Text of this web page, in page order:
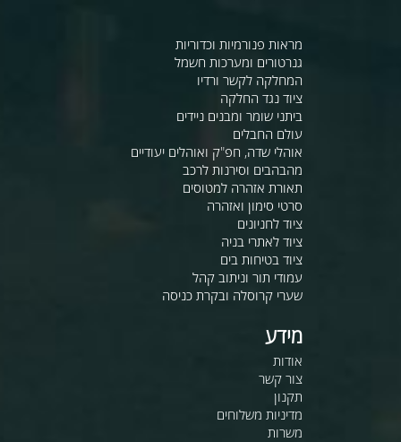
מראות פנורמיות וכדוריות
גנרטורים ומערכות חשמל
המחלקה לקשר ורדיו
ציוד נגד החלקה
ביתני שומר ומבנים ניידים
עולם החבלים
אוהלי שדה, חפ"ק ואוהלים יעודיים
מהבהבים וסירנות לרכב
תאורת אזהרה למטוסים
סרטי סימון ואזהרה
ציוד לחניונים
ציוד לאתרי בניה
ציוד בטיחות בים
עמודי תור וניתוב קהל
שערי קרוסלה ובקרת כניסה
מידע
אודות
צור קשר
תקנון
מדיניות משלוחים
משרות